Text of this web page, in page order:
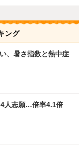
ング
、暑さ指数と熱中症
人志願…倍率4.1倍